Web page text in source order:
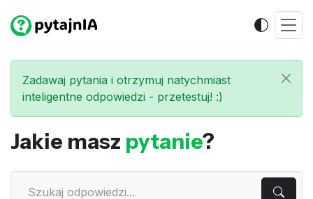
Zadawaj pytania i otrzymuj natychmiast
inteligentne odpowiedzi - przetestuj! :)
Jakie masz pytanie?